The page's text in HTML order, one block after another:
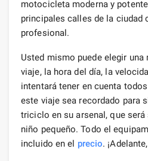
motocicleta moderna y
principales calles de la ciudad
profesional.
Usted mismo puede elegir
viaje, la hora del día, la
intentará tener en cuenta
este viaje sea recordado para
triciclo en su arsenal, que
niño pequeño. Todo el
incluido en el precio.